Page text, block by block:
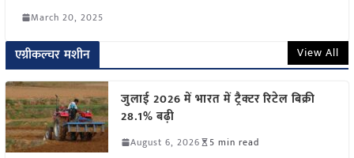
March 20, 2025
एग्रीकल्चर मशीन View All
जुलाई 2026 में भारत में ट्रैक्टर रिटेल बिक्री
28.1% बढ़ी
August 6, 2026 5 min read